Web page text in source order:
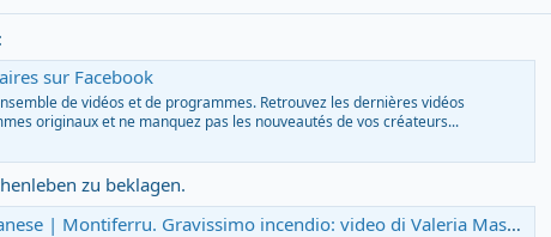
sur Facebook
de vidéos et de programmes. Retrouvez les dernières vidéos
originaux et ne manquez pas les nouveautés de vos créateurs...
zu beklagen.
Gravissimo incendio: video di Valeria Masala | By Vistanet Sardegna | Facebook